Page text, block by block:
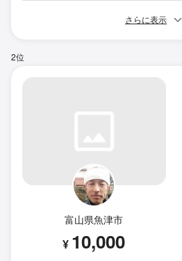
さらに表示
2位
富山県魚津市
¥ 10,000